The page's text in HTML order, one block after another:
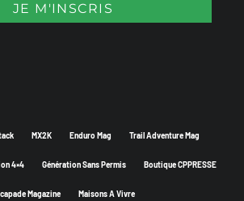
MX2K Enduro Mag Trail Adventure Mag
4×4 Génération Sans Permis Boutique CPPRESSE
Magazine Maisons A Vivre